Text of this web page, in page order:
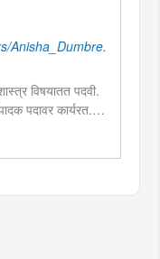
Anisha_Dumbre.
विषयातत पदवी.
पदावर कार्यरत.
मराठी साहित्य,
महाविद्यालयीन